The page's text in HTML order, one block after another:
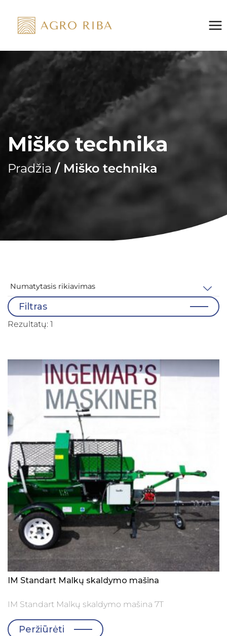
content
Miško technika
Pradžia / Miško technika
Rezultatų: 1
Filtras
IM Standart Malkų skaldymo mašina
IM Standart Malkų skaldymo mašina 7T
Peržiūrėti